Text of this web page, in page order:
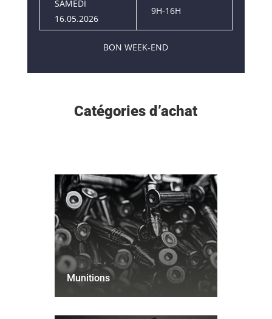
SAMEDI
16.05.2026
9H-16H
BON WEEK-END
Catégories d’achat
Munitions